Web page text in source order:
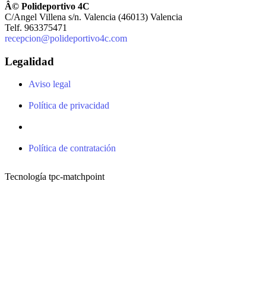
Â© Polideportivo 4C
C/Angel Villena s/n. Valencia (46013) Valencia
Telf. 963375471
recepcion@polideportivo4c.com
Legalidad
Aviso legal
Política de privacidad
Política de contratación
Tecnología tpc-matchpoint